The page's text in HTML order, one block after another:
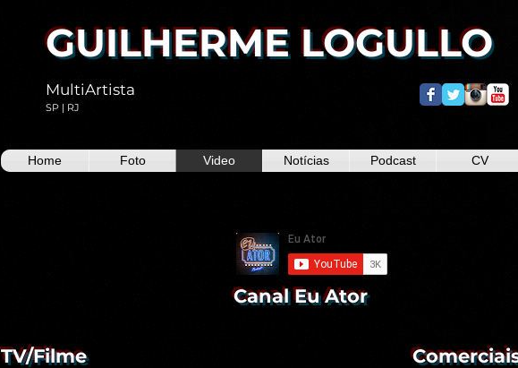
GUILHERME LOGULLO
MultiArtista
SP | RJ
Home Foto Video Notícias Podcast CV
Canal Eu Ator
TV/Filme